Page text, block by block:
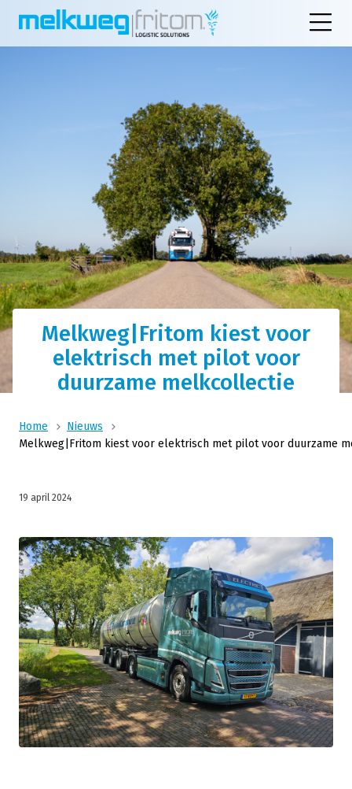
Melkweg|Fritom kiest voor
elektrisch met pilot voor
duurzame melkcollectie
Home
Nieuws
Melkweg|Fritom kiest voor elektrisch met pilot voor duurzame
19 april 2024